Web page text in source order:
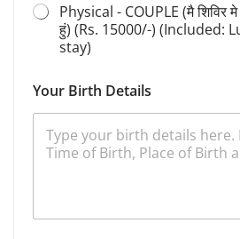
Physical - COUPLE (मै शिविर
हुं) (Rs. 15000/-) (Included:
stay)
Your Birth Details